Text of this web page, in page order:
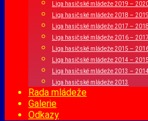
Liga hasičské mládeže 2019 –
Liga hasičské mládeže 2018 – 2019
Liga hasičské mládeže 2017 – 2018
Liga hasičské mládeže 2016 – 2017
Liga hasičské mládeže 2015 –
Liga hasičské mládeže 2014 – 2015
Liga hasičské mládeže 2013 – 2014
Liga hasičské mládeže 2013
Rada mládeže
Galerie
Odkazy